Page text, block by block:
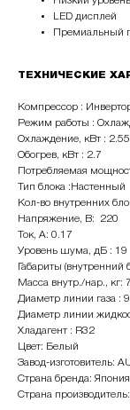
LED дисплей
Премиальный
ТЕХНИЧЕСКИЕ
Компрессор :
Режим работы :
Охлаждение, кВт : 2.55
Обогрев, кВт : 2.7
Потребляемая
Тип блока :Настенный
Кол-во внутренних
Напряжение, В: 220
Ток, А: 0.17
Уровень шума, дБ : 19
Габариты
Масса внутр./нар., кг:
Диаметр линии газа :
Диаметр линии
Хладагент : R32
Цвет: Белый
Завод-изготовитель:
Страна бренда: Япония
Страна